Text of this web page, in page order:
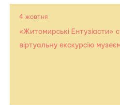
4 жовтня
«Житомирські Ентузіасти»
віртуальну екскурсію